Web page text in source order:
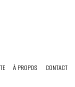
À PROPOS CONTACT